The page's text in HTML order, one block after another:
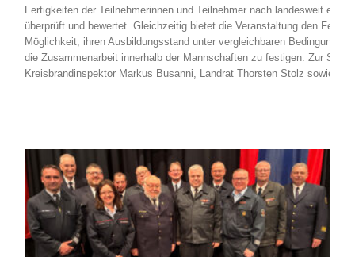
Fertigkeiten der Teilnehmerinnen und Teilnehmer nach landesweit
überprüft und bewertet. Gleichzeitig bietet die Veranstaltung den
Möglichkeit, ihren Ausbildungsstand unter vergleichbaren Bedingungen
die Zusammenarbeit innerhalb der Mannschaften zu festigen. Zur
Kreisbrandinspektor Markus Busanni, Landrat Thorsten Stolz sowie